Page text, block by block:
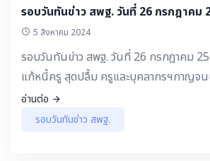
รอบวันทันข่าว สพฐ. วันที่ 26 กรกฎาคม
5 สิงหาคม 2024
รอบวันทันข่าว สพฐ. วันที่ 26 กรกฎาคม
แก้หนี้ครู สุดปลื้ม ครูและบุคลากรฯกาญจน
มากกว่าร้อยละ 30 ครบ 100%
อ่านต่อ
รอบวันทันข่าว สพฐ.